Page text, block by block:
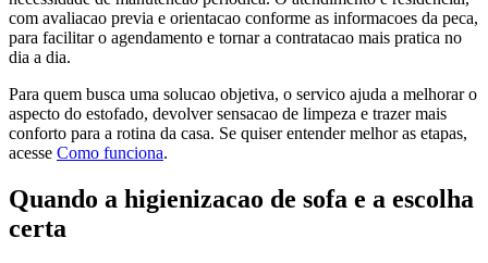
com avaliacao previa e orientacao conforme as informacoes da peca,
para facilitar o agendamento e tornar a contratacao mais pratica no
dia a dia.
Para quem busca uma solucao objetiva, o servico ajuda a melhorar o
aspecto do estofado, devolver sensacao de limpeza e trazer mais
conforto para a rotina da casa. Se quiser entender melhor as etapas,
acesse Como funciona.
Quando a higienizacao de sofa e a escolha
certa